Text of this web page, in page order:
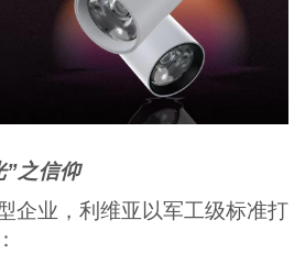
”之信仰
企业，利维亚以军工级标准打